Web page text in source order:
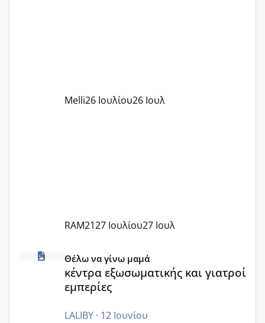
Εγώ πήγα σε έναν ιδιωτικό παιδικό στ
Melli26 Ιουλίου26 Ιουλ
RAM2127 Ιουλίου27 Ιουλ
κέντρα εξωσωματικής και γιατροί εμπερίες
Θέλω να γίνω μαμά
κέντρα εξωσωματικής και γιατροί
εμπερίες
LALIBY· 12 Ιουνίου